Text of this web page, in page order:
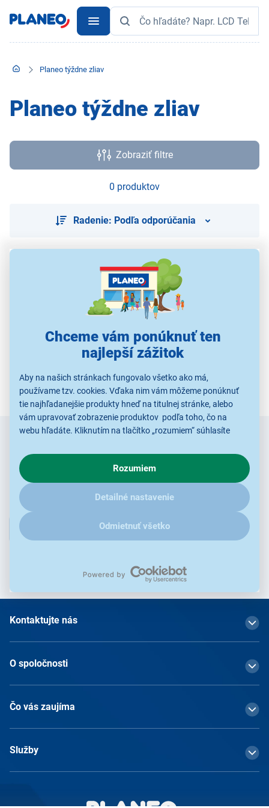
Chceme vám ponúknuť ten
najlepší zážitok
Aby na našich stránkach fungovalo všetko ako má,
používame tzv. cookies. Vďaka nim vám môžeme ponúknuť
tie najhľadanejšie produkty hneď na titulnej stránke, alebo
vám upravovať zobrazenie produktov podľa toho, čo na
webu hľadáte. Kliknutím na tlačítko „rozumiem“ súhlasíte
o chovaní na webe pre zobrazovaní cielených reklám.
V prípade že vás zaujímajú detaily, ako u nás s cookies a
ďalšími údaji pracujeme, kliknitesem.
Rozumiem
Detailné nastavenie
Odmietnuť všetko
Planeo týždne zliav
Planeo týždne zliav
Zobraziť filtre
0 produktov
Radenie: Podľa odporúčania
Použité obrázky sú iba ilustratívne a technické špecifikácie sa môžu
v priebehu času zmeniť bez predchádzajúceho upozornenia.
Radi by sme Vám posielali naše akcie a jedinečné zľavy.
Stačí zadať Váš e-mail a je to :)
Prihlásiť
Prihlásením na odber obchodných oznámení súhlasím so
spracovaním osobných údajov
Kontaktujte nás
O spoločnosti
Čo vás zaujíma
Služby